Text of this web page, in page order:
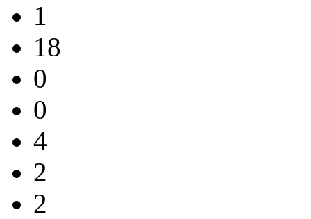
1
18
0
0
4
2
2